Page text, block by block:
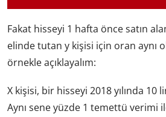
Fakat hisseyi 1 hafta önce satın
elinde tutan y kişisi için oran aynı
örnekle açıklayalım:
X kişisi, bir hisseyi 2018 yılında 10
Aynı sene yüzde 1 temettü verimi